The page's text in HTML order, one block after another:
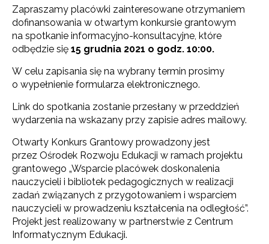
Zapraszamy placówki zainteresowane otrzymaniem
dofinansowania w otwartym konkursie grantowym
na spotkanie informacyjno-konsultacyjne, które
odbędzie się 15 grudnia 2021 o godz. 10:00.
W celu zapisania się na wybrany termin prosimy
o wypełnienie formularza elektronicznego.
Link do spotkania zostanie przesłany w przeddzień
wydarzenia na wskazany przy zapisie adres mailowy.
Otwarty Konkurs Grantowy prowadzony jest
przez Ośrodek Rozwoju Edukacji w ramach projektu
grantowego „Wsparcie placówek doskonalenia
nauczycieli i bibliotek pedagogicznych w realizacji
zadań związanych z przygotowaniem i wsparciem
nauczycieli w prowadzeniu kształcenia na odległość”.
Projekt jest realizowany w partnerstwie z Centrum
Informatycznym Edukacji.